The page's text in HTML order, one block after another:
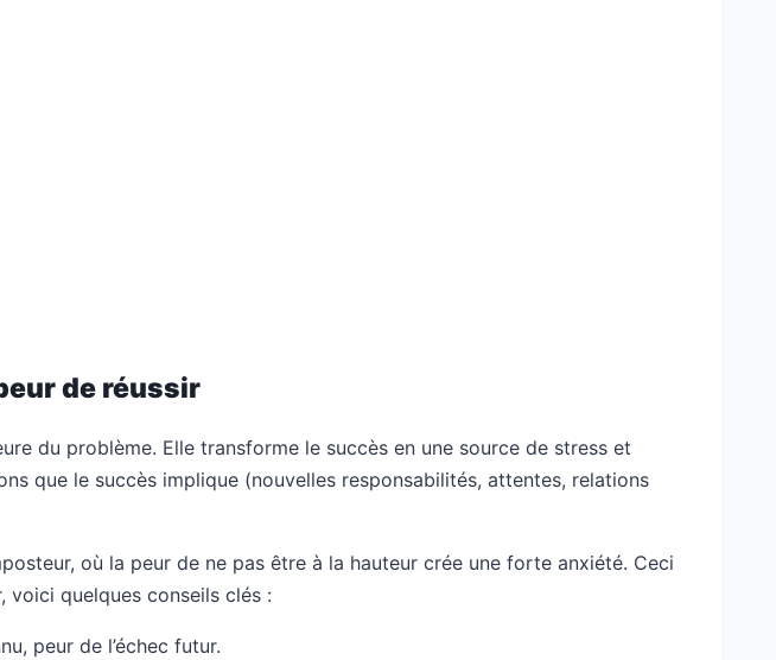
de réussir
du problème. Elle transforme le succès en une source de stress et
que le succès implique (nouvelles responsabilités, attentes, relations
où la peur de ne pas être à la hauteur crée une forte anxiété. Ceci
voici quelques conseils clés :
peur de l’échec futur.